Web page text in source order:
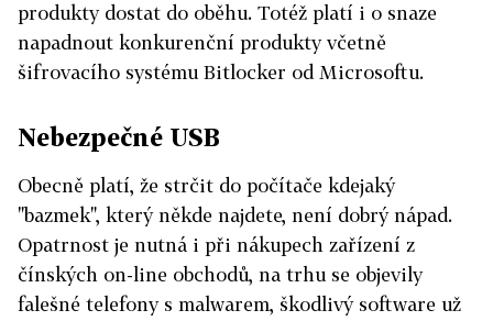
produkty dostat do oběhu. Totéž platí i o snaze
napadnout konkurenční produkty včetně
šifrovacího systému Bitlocker od Microsoftu.
Nebezpečné USB
Obecně platí, že strčit do počítače kdejaký
"bazmek", který někde najdete, není dobrý nápad.
Opatrnost je nutná i při nákupech zařízení z
čínských on-line obchodů, na trhu se objevily
falešné telefony s malwarem, škodlivý software už